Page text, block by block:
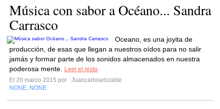
Música con sabor a Océano... Sandra
Carrasco
Oceano, es una joyita de
producción, de esas que llegan a nuestros oídos para no salir
jamás y formar parte de los sonidos almacenados en nuestra
poderosa mente.
Leer el resto
El 20 marzo 2015 por
Juancarloselizalde
NONE NONE